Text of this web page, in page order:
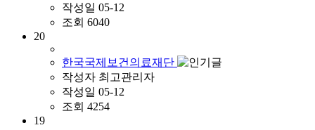
작성일 05-12
조회 6040
20
한국국제보건의료재단
작성자 최고관리자
작성일 05-12
조회 4254
19